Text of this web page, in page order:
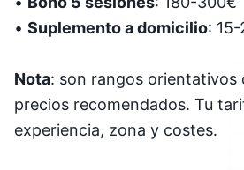
• Suplemento a domicilio:
Nota: son rangos orientativos
precios recomendados. Tu
experiencia, zona y costes.